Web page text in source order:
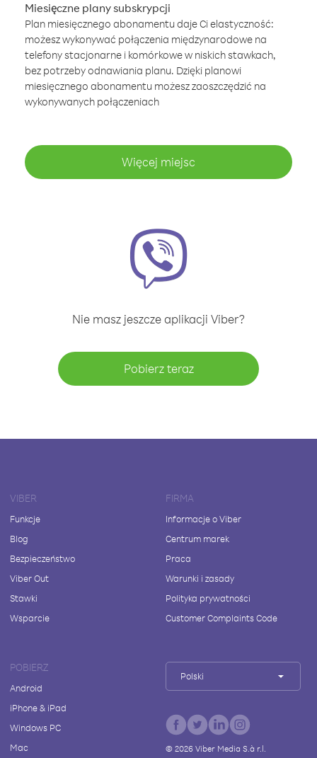
Miesięczne plany subskrypcji
Plan miesięcznego abonamentu daje Ci elastyczność:
możesz wykonywać połączenia międzynarodowe na
telefony stacjonarne i komórkowe w niskich stawkach,
bez potrzeby odnawiania planu. Dzięki planowi
miesięcznego abonamentu możesz zaoszczędzić na
wykonywanych połączeniach
Więcej miejsc
Nie masz jeszcze aplikacji Viber?
Pobierz teraz
VIBER
Funkcje
Blog
Bezpieczeństwo
Viber Out
Stawki
Wsparcie
FIRMA
Informacje o Viber
Centrum marek
Praca
Warunki i zasady
Polityka prywatności
Customer Complaints Code
POBIERZ
Android
iPhone & iPad
Windows PC
Mac
Polski
© 2026Viber Media S.à r.l.